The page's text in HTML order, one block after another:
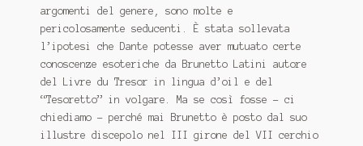
argomenti del genere, sono molte e
pericolosamente seducenti. È stata sollevata
l’ipotesi che Dante potesse aver mutuato certe
conoscenze esoteriche da Brunetto Latini autore
del
Livre du Tresor in lingua d’oil e del
“Tesoretto” in volgare. Ma se così fosse – ci
chiediamo – perché mai Brunetto è posto dal suo
illustre discepolo nel III girone del VII cerchio